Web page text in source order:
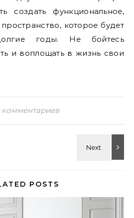
создать функциональное,
которое будет
годы. Не бойтесь
и воплощать в жизнь свои
комментариев
POSTS